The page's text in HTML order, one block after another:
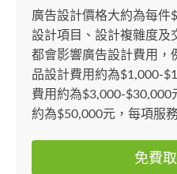
廣告設計價格大約為每件
設計項目、設計複雜度及
都會影響廣告設計費用，
品設計費用約為$1,000-
費用約為$3,000-$30,000
約為$50,000元，每項服
免費